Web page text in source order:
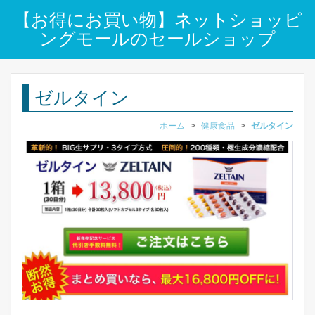
【お得にお買い物】ネットショッピ
ングモールのセールショップ
ゼルタイン
ホーム > 健康食品 > ゼルタイン